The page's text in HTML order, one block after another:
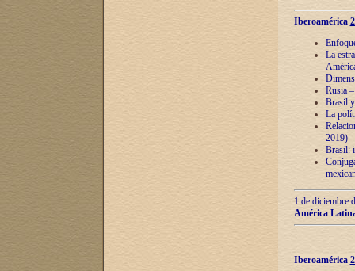
Iberoamérica
La
Rusia
Brasil
La
2019)
Brasil:
1 de diciembre
América
Iberoamérica